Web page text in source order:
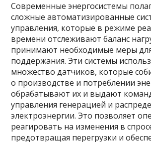
Современные энергосистемы
сложные автоматизированные
управления, которые в режиме
времени отслеживают баланс
принимают необходимые меры
поддержания. Эти системы
множество датчиков, которые
о производстве и потреблении
обрабатывают их и выдают
управления генерацией и
электроэнергии. Это позволяет
реагировать на изменения в
предотвращая перегрузки и